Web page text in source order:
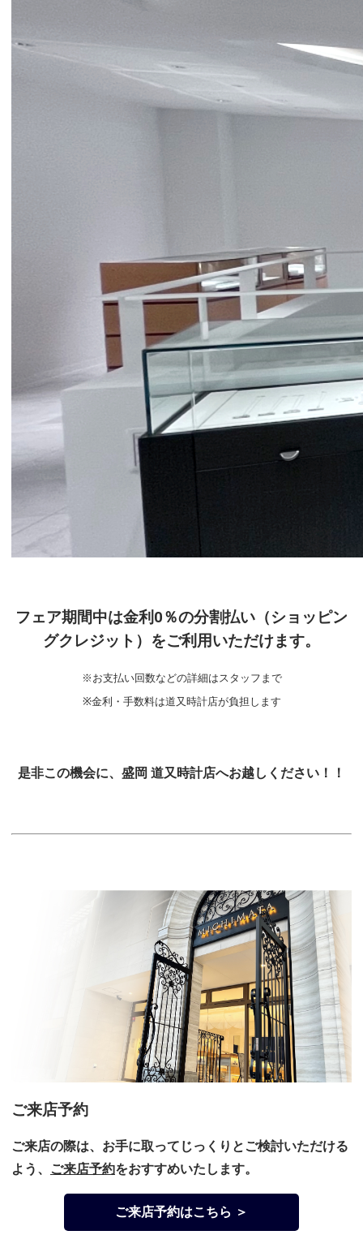
フェア期間中は金利0％の分割払い（ショッピン
グクレジット）をご利用いただけます。
※お支払い回数などの詳細はスタッフまで
※金利・手数料は道又時計店が負担します
是非この機会に、盛岡 道又時計店へお越しください！！
ご来店予約
ご来店の際は、お手に取ってじっくりとご検討いただける
よう、
ご来店予約をおすすめいたします。
ご来店予約はこちら ＞